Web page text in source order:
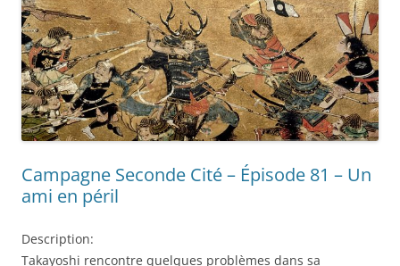
Campagne Seconde Cité – Épisode 81 – Un
ami en péril
Description:
Takayoshi rencontre quelques problèmes dans sa